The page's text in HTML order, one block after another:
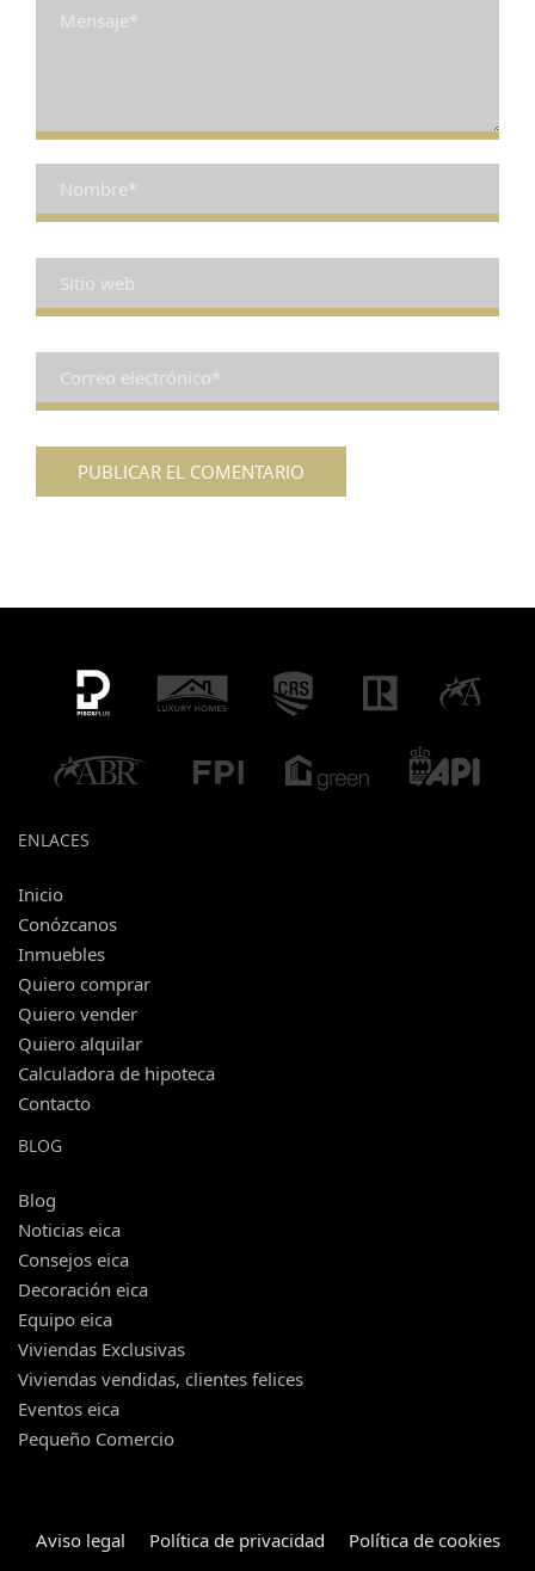
ENLACES
Inicio
Conózcanos
Inmuebles
Quiero comprar
Quiero vender
Quiero alquilar
Calculadora de hipoteca
Contacto
BLOG
Blog
Noticias eica
Consejos eica
Decoración eica
Equipo eica
Viviendas Exclusivas
Viviendas vendidas, clientes felices
Eventos eica
Pequeño Comercio
Aviso legal Política de privacidad Política de cookies